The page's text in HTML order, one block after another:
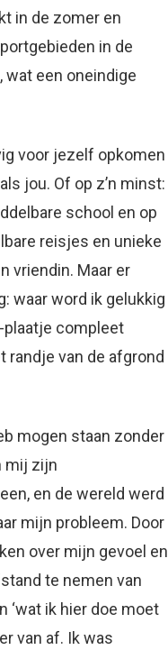
in de zomer en
in de
wat een oneindige
voor jezelf opkomen
jou. Of op z’n minst:
school en op
reisjes en unieke
vriendin. Maar er
waar word ik gelukkig
plaatje compleet
randje van de afgrond
mogen staan zonder
mij zijn
en de wereld werd
mijn probleem. Door
over mijn gevoel en
te nemen van
‘wat ik hier doe moet
van af. Ik was